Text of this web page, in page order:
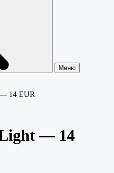
Меню
14 EUR
— 14